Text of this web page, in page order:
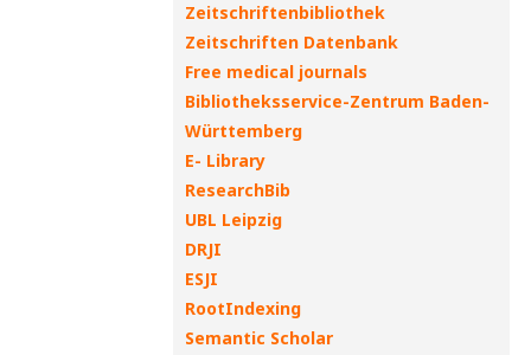
Zeitschriftenbibliothek
Zeitschriften Datenbank
Free medical journals
Bibliotheksservice-Zentrum Baden-
Württemberg
E- Library
ResearchBib
UBL Leipzig
DRJI
ESJI
RootIndexing
Semantic Scholar